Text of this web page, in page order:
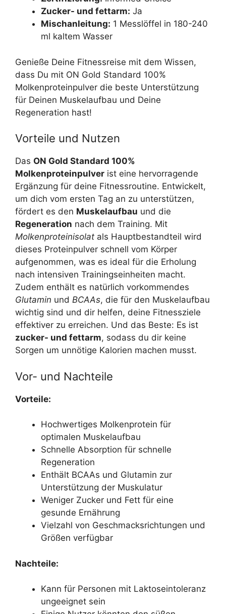
Zucker- und fettarm: Ja
Mischanleitung: 1 Messlöffel in 180-240
ml kaltem Wasser
Genieße Deine Fitnessreise mit dem Wissen,
dass Du mit ON Gold Standard 100%
Molkenproteinpulver die beste Unterstützung
für Deinen Muskelaufbau und Deine
Regeneration hast!
Vorteile und Nutzen
Das ON Gold Standard 100%
Molkenproteinpulver ist eine hervorragende
Ergänzung für deine Fitnessroutine. Entwickelt,
um dich vom ersten Tag an zu unterstützen,
fördert es den Muskelaufbau und die
Regeneration nach dem Training. Mit
Molkenproteinisolat als Hauptbestandteil wird
dieses Proteinpulver schnell vom Körper
aufgenommen, was es ideal für die Erholung
nach intensiven Trainingseinheiten macht.
Zudem enthält es natürlich vorkommendes
Glutamin und BCAAs, die für den Muskelaufbau
wichtig sind und dir helfen, deine Fitnessziele
effektiver zu erreichen. Und das Beste: Es ist
zucker- und fettarm, sodass du dir keine
Sorgen um unnötige Kalorien machen musst.
Vor- und Nachteile
Vorteile:
Hochwertiges Molkenprotein für
optimalen Muskelaufbau
Schnelle Absorption für schnelle
Regeneration
Enthält BCAAs und Glutamin zur
Unterstützung der Muskulatur
Weniger Zucker und Fett für eine
gesunde Ernährung
Vielzahl von Geschmacksrichtungen und
Größen verfügbar
Nachteile:
Kann für Personen mit Laktoseintoleranz
ungeeignet sein